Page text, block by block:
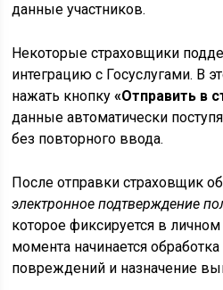
данные участников.
Некоторые страховщики
интеграцию с Госуслугами. В
нажать кнопку«Отправить в
данные автоматически
без повторного ввода.
После отправки страховщик
электронное подтверждение
которое фиксируется в личном
момента начинается
повреждений и назначение